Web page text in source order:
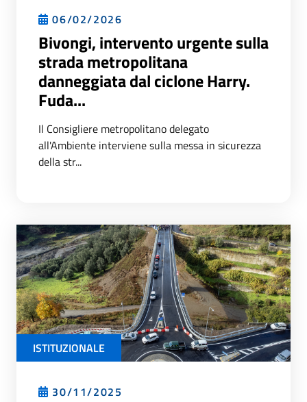
06/02/2026
Bivongi, intervento urgente sulla
strada metropolitana
danneggiata dal ciclone Harry.
Fuda...
Il Consigliere metropolitano delegato
all'Ambiente interviene sulla messa in sicurezza
della str...
ISTITUZIONALE
30/11/2025